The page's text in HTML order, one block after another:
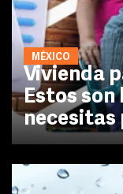
MÉXICO
Vivienda
Estos son
necesitas